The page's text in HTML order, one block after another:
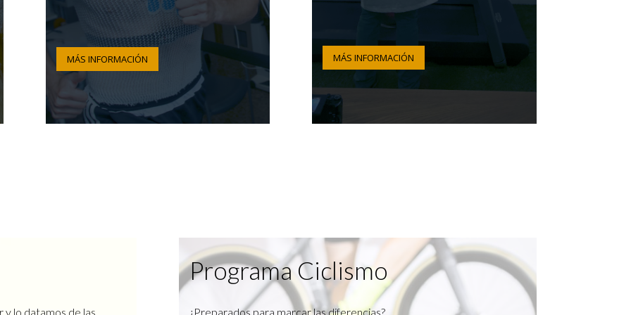
MÁS INFORMACIÓN MÁS INFORMACIÓN
y lo datamos de las
Programa Ciclismo
¿Preparados para marcar las diferencias?